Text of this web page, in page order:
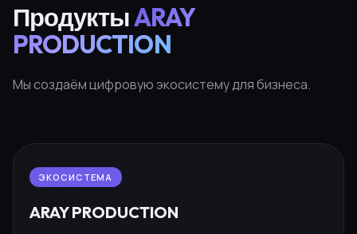
ПродуктыARAY
PRODUCTION
Мы создаём цифровую экосистему для бизнеса.
ЭКОСИСТЕМА
ARAY PRODUCTION